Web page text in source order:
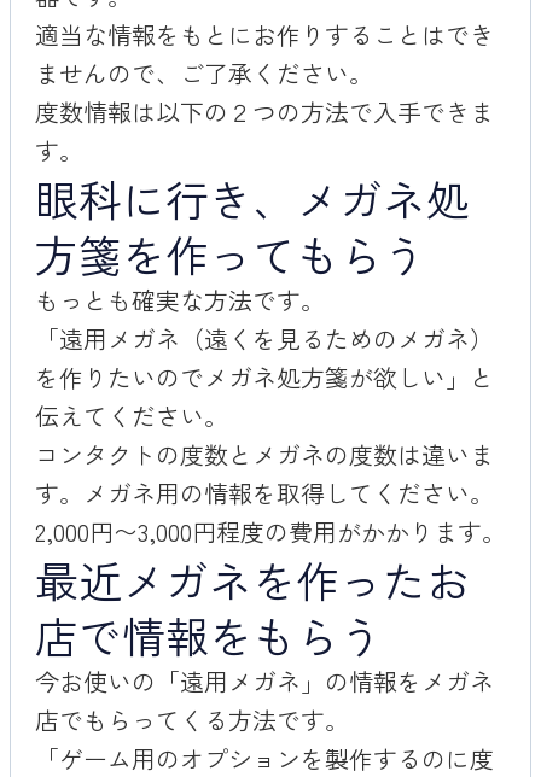
適当な情報をもとにお作りすることはでき
ませんので、ご了承ください。
度数情報は以下の２つの方法で入手できま
す。
眼科に行き、メガネ処
方箋を作ってもらう
もっとも確実な方法です。
「遠用メガネ（遠くを見るためのメガネ）
を作りたいのでメガネ処方箋が欲しい」と
伝えてください。
コンタクトの度数とメガネの度数は違いま
す。メガネ用の情報を取得してください。
2,000円〜3,000円程度の費用がかかります。
最近メガネを作ったお
店で情報をもらう
今お使いの「遠用メガネ」の情報をメガネ
店でもらってくる方法です。
「ゲーム用のオプションを製作するのに度